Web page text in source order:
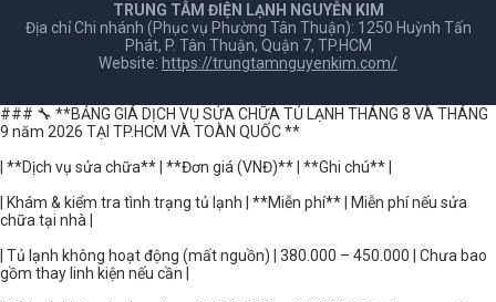
TRUNG TÂM ĐIỆN LẠNH NGUYỄN KIM
Địa chỉ Chi nhánh (Phục vụ Phường Tân Thuận): 1250 Huỳnh Tấn
Phát, P. Tân Thuận, Quận 7, TP.HCM
Website: https://trungtamnguyenkim.com/
### 🔧 **BẢNG GIÁ DỊCH VỤ SỬA CHỮA TỦ LẠNH THÁNG 8 VÀ THÁNG
9 năm 2026 TẠI TP.HCM VÀ TOÀN QUỐC **
| **Dịch vụ sửa chữa** | **Đơn giá (VNĐ)** | **Ghi chú** |
| Khám & kiểm tra tình trạng tủ lạnh | **Miễn phí** | Miễn phí nếu sửa
chữa tại nhà |
| Tủ lạnh không hoạt động (mất nguồn) | 380.000 – 450.000 | Chưa bao
gồm thay linh kiện nếu cần |